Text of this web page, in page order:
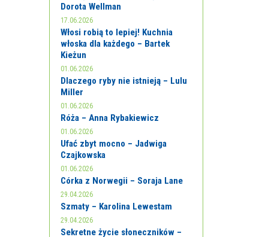
Dorota Wellman
17.06.2026
Włosi robią to lepiej! Kuchnia
włoska dla każdego – Bartek
Kieżun
01.06.2026
Dlaczego ryby nie istnieją – Lulu
Miller
01.06.2026
Róża – Anna Rybakiewicz
01.06.2026
Ufać zbyt mocno – Jadwiga
Czajkowska
01.06.2026
Córka z Norwegii – Soraja Lane
29.04.2026
Szmaty – Karolina Lewestam
29.04.2026
Sekretne życie słoneczników –